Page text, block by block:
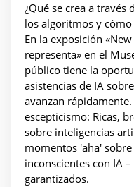
¿Qué se crea a través
los algoritmos y
En la exposición
representa» en el
público tiene la
asistencias de IA
avanzan
escepticismo: Ricas,
sobre inteligencias
momentos 'aha'
inconscientes con IA
garantizados.